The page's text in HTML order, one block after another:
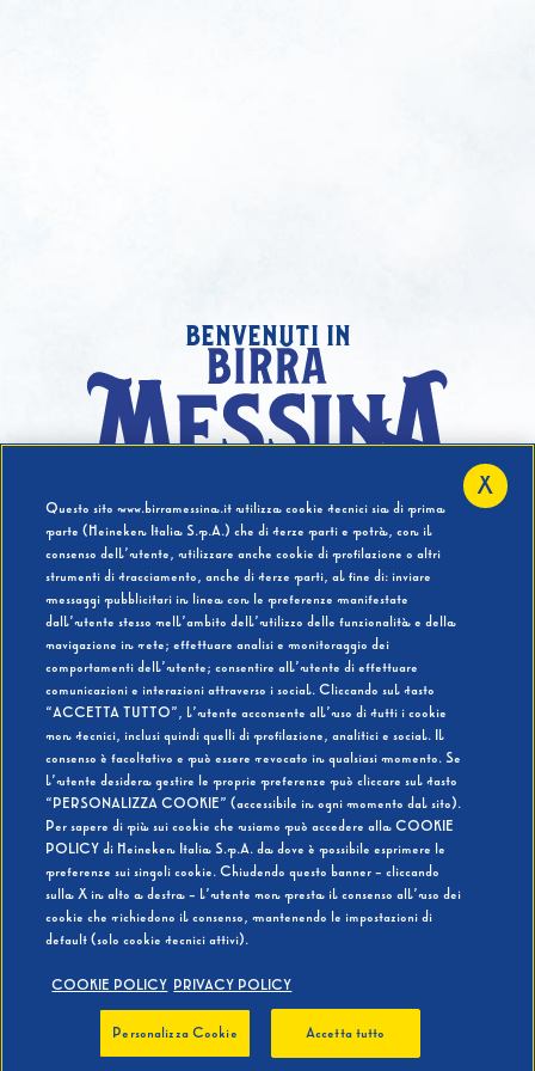
benvenuti in
Hai compiuto 18 Anni?
SI NO
BEVI RESPONSABILMENTE
Questo sito www.birramessina.it utilizza cookie tecnici sia di prima
parte (Heineken Italia S.p.A.) che di terze parti e potrà, con il
consenso dell’utente, utilizzare anche cookie di profilazione o altri
strumenti di tracciamento, anche di terze parti, al fine di: inviare
messaggi pubblicitari in linea con le preferenze manifestate
dall’utente stesso nell’ambito dell’utilizzo delle funzionalità e della
navigazione in rete; effettuare analisi e monitoraggio dei
comportamenti dell’utente; consentire all’utente di effettuare
comunicazioni e interazioni attraverso i social. Cliccando sul tasto
“ACCETTA TUTTO”, l’utente acconsente all’uso di tutti i cookie
non tecnici, inclusi quindi quelli di profilazione, analitici e social. Il
consenso è facoltativo e può essere revocato in qualsiasi momento. Se
l’utente desidera gestire le proprie preferenze può cliccare sul tasto
“PERSONALIZZA COOKIE” (accessibile in ogni momento dal sito).
Per sapere di più sui cookie che usiamo può accedere alla COOKIE
POLICY di Heineken Italia S.p.A. da dove è possibile esprimere le
preferenze sui singoli cookie. Chiudendo questo banner - cliccando
sulla X in alto a destra - l’utente non presta il consenso all’uso dei
cookie che richiedono il consenso, mantenendo le impostazioni di
default (solo cookie tecnici attivi).
COOKIE POLICY PRIVACY POLICY
Personalizza Cookie Accetta tutto
X